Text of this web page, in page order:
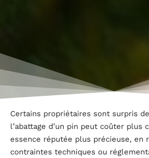
Certains propriétaires sont surpris
l’abattage d’un pin peut coûter plus
essence réputée plus précieuse, en
contraintes techniques ou